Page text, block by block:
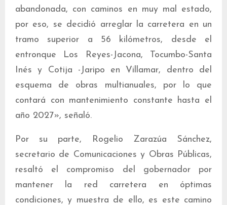
abandonada, con caminos en muy mal estado,
por eso, se decidió arreglar la carretera en un
tramo superior a 56 kilómetros, desde el
entronque Los Reyes-Jacona, Tocumbo-Santa
Inés y Cotija -Jaripo en Villamar, dentro del
esquema de obras multianuales, por lo que
contará con mantenimiento constante hasta el
año 2027», señaló.
Por su parte, Rogelio Zarazúa Sánchez,
secretario de Comunicaciones y Obras Públicas,
resaltó el compromiso del gobernador por
mantener la red carretera en óptimas
condiciones, y muestra de ello, es este camino